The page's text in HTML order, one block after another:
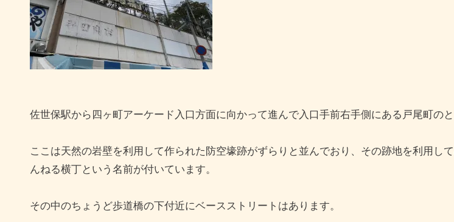
佐世保駅から四ヶ町アーケード入口方面に向かって進んで入口手前右手側にある戸尾町のと
ここは天然の岩壁を利用して作られた防空壕跡がずらりと並んでおり、その跡地を利用し
んねる横丁という名前が付いています。
その中のちょうど歩道橋の下付近にベースストリートはあります。